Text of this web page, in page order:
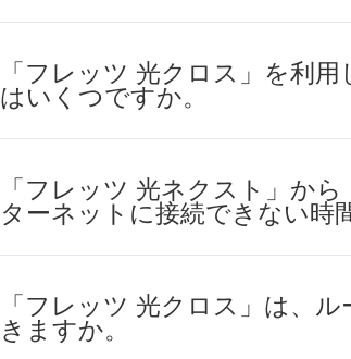
「フレッツ 光クロス」を利
はいくつですか。
「フレッツ 光ネクスト」か
ターネットに接続できない時
「フレッツ 光クロス」は、
きますか。